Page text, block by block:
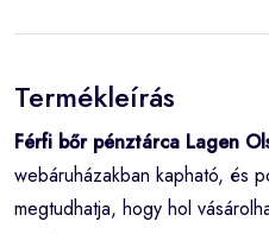
Termékleírás
Férfi bőr pénztárca Lagen
webáruházakban kapható, és
megtudhatja, hogy hol